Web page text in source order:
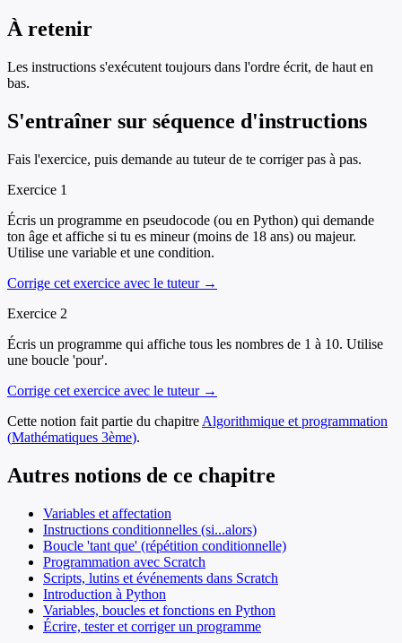
À retenir
Les instructions s'exécutent toujours dans l'ordre écrit, de haut en
bas.
S'entraîner sur séquence d'instructions
Fais l'exercice, puis demande au tuteur de te corriger pas à pas.
Exercice 1
Écris un programme en pseudocode (ou en Python) qui demande
ton âge et affiche si tu es mineur (moins de 18 ans) ou majeur.
Utilise une variable et une condition.
Corrige cet exercice avec le tuteur →
Exercice 2
Écris un programme qui affiche tous les nombres de 1 à 10. Utilise
une boucle 'pour'.
Corrige cet exercice avec le tuteur →
Cette notion fait partie du chapitre Algorithmique et programmation
(Mathématiques 3ème).
Autres notions de ce chapitre
Variables et affectation
Instructions conditionnelles (si...alors)
Boucle 'tant que' (répétition conditionnelle)
Programmation avec Scratch
Scripts, lutins et événements dans Scratch
Introduction à Python
Variables, boucles et fonctions en Python
Écrire, tester et corriger un programme